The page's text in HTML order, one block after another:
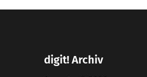
digit! Archiv